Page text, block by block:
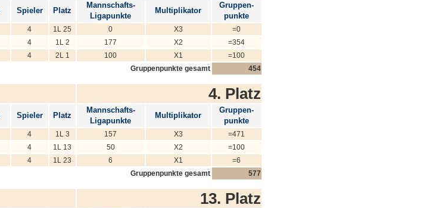
Spieler Platz
Mannschafts-
Ligapunkte
Multiplikator
Gruppen-
punkte
4 1L 25 0 X3
=0
4 1L 2 177 X2
=354
4 2L 1 100 X1
=100
Gruppenpunkte gesamt
454
4. Platz
Spieler Platz
Mannschafts-
Ligapunkte
Multiplikator
Gruppen-
punkte
4 1L 3 157 X3
=471
4 1L 13 50 X2
=100
4 1L 23 6 X1
=6
Gruppenpunkte gesamt
577
13. Platz